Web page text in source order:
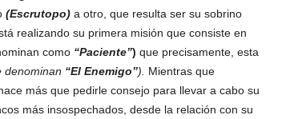
(Escrutopo)a otro, que resulta ser su sobrino
realizando su primera misión que consiste en
como “Paciente”) que precisamente, esta
denominan “El Enemigo”). Mientras que
más que pedirle consejo para llevar a cabo su
más insospechados, desde la relación con su